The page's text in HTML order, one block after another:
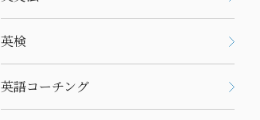
英検
英語コーチング